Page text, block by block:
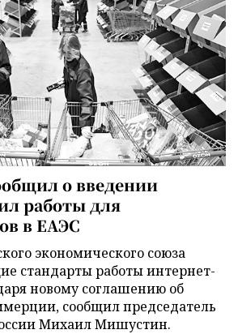
о введении
работы для
в ЕАЭС
экономического союза
стандарты работы интернет-
новому соглашению об
сообщил председатель
Михаил Мишустин.